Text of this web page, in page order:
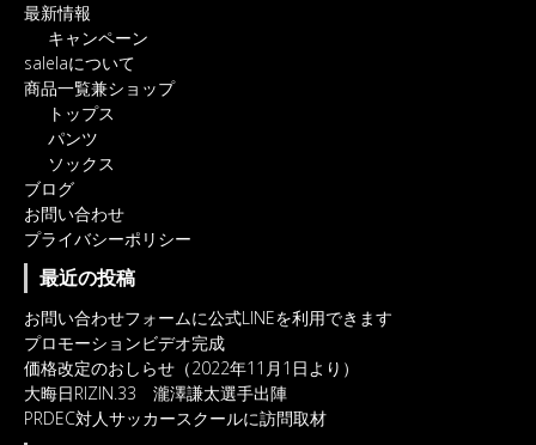
最新情報
キャンペーン
salelaについて
商品一覧兼ショップ
トップス
パンツ
ソックス
ブログ
お問い合わせ
プライバシーポリシー
最近の投稿
お問い合わせフォームに公式LINEを利用できます
プロモーションビデオ完成
価格改定のおしらせ（2022年11月1日より）
大晦日RIZIN.33 瀧澤謙太選手出陣
PRDEC対人サッカースクールに訪問取材